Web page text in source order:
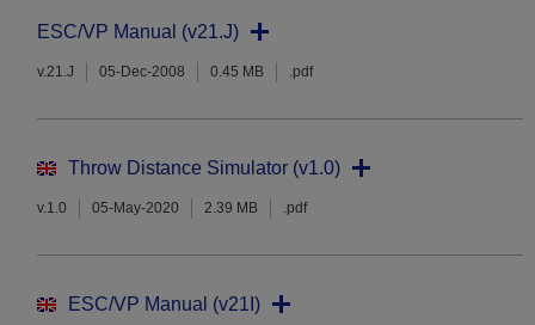
ESC/VP Manual (v21.J)
v.21.J 05-Dec-2008 0.45 MB .pdf
Throw Distance Simulator (v1.0)
v.1.0 05-May-2020 2.39 MB .pdf
ESC/VP Manual (v21I)